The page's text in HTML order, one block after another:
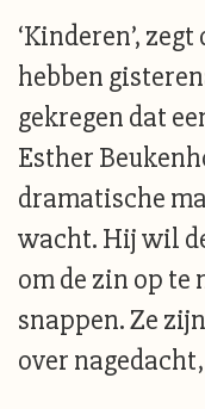
‘Kinderen’,
hebben
gekregen dat
Esther
dramatische
wacht. Hij wil
om de zin op te
snappen. Ze
over